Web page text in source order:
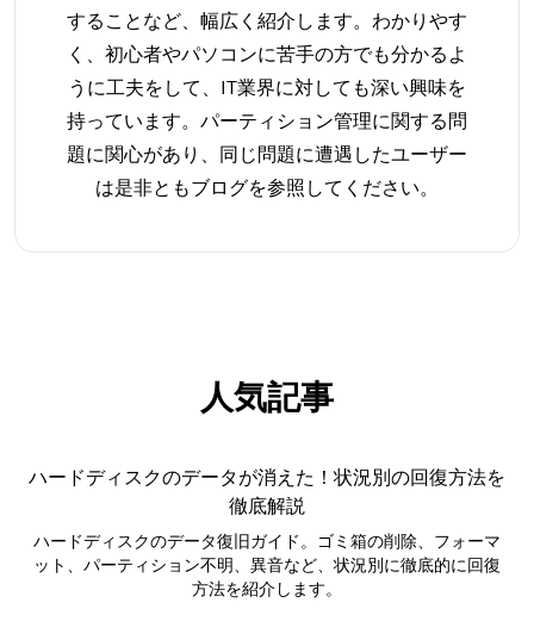
することなど、幅広く紹介します。わかりやす
く、初心者やパソコンに苦手の方でも分かるよ
うに工夫をして、IT業界に対しても深い興味を
持っています。パーティション管理に関する問
題に関心があり、同じ問題に遭遇したユーザー
は是非ともブログを参照してください。
人気記事
ハードディスクのデータが消えた！状況別の回復方法を
徹底解説
ハードディスクのデータ復旧ガイド。ゴミ箱の削除、フォーマ
ット、パーティション不明、異音など、状況別に徹底的に回復
方法を紹介します。